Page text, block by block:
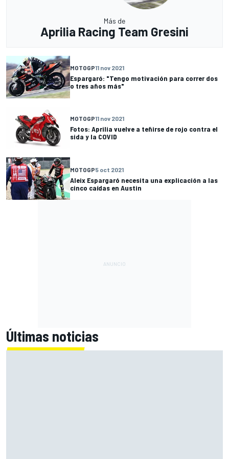
Más de
Aprilia Racing Team Gresini
MOTOGP11 nov 2021
Espargaró: "Tengo motivación para correr dos
o tres años más"
MOTOGP11 nov 2021
Fotos: Aprilia vuelve a teñirse de rojo contra el
sida y la COVID
MOTOGP5 oct 2021
Aleix Espargaró necesita una explicación a las
cinco caídas en Austin
Últimas noticias